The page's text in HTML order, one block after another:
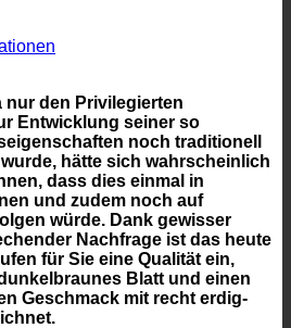
nur den Privilegierten
Entwicklung seiner so
noch traditionell
hätte sich wahrscheinlich
dass dies einmal in
und zudem noch auf
würde. Dank gewisser
Nachfrage ist das heute
für Sie eine Qualität ein,
Blatt und einen
Geschmack mit recht erdig-